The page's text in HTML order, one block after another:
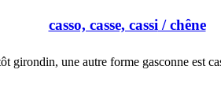
casso, casse, cassi/ chêne
girondin, une autre forme gasconne est